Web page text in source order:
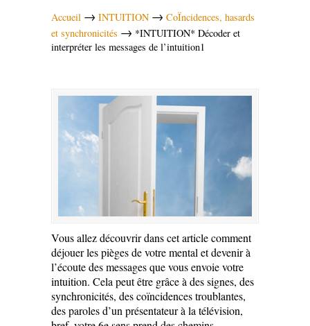
Accueil → INTUITION → CoÏncidences, hasards
et synchronicités → *INTUITION* Décoder et
interpréter les messages de l’intuition1
Vous allez découvrir dans cet article comment
déjouer les pièges de votre mental et devenir à
l’écoute des messages que vous envoie votre
intuition. Cela peut être grâce à des signes, des
synchronicités, des coïncidences troublantes,
des paroles d’un présentateur à la télévision,